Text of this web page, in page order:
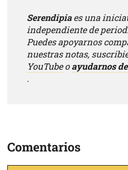
Serendipiaes una
independiente de
Puedes apoyarnos
nuestras notas,
YouTubeoayudarnos
.
Comentarios